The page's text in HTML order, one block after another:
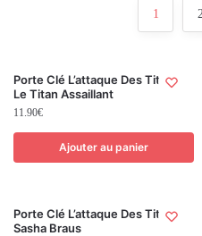
1 2
Porte Clé L’attaque Des Titans
Le Titan Assaillant
11.90€
Ajouter au panier
Porte Clé L’attaque Des Titans
Sasha Braus